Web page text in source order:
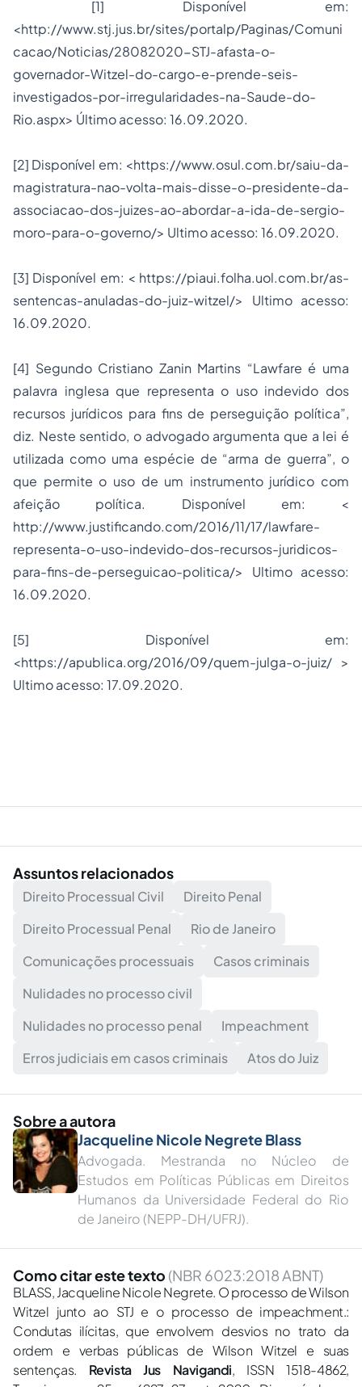
[1] Disponível em:
<http://www.stj.jus.br/sites/portalp/Paginas/Comuni
cacao/Noticias/28082020-STJ-afasta-o-
governador-Witzel-do-cargo-e-prende-seis-
investigados-por-irregularidades-na-Saude-do-
Rio.aspx> Último acesso: 16.09.2020.
[2] Disponível em: <https://www.osul.com.br/saiu-da-
magistratura-nao-volta-mais-disse-o-presidente-da-
associacao-dos-juizes-ao-abordar-a-ida-de-sergio-
moro-para-o-governo/> Ultimo acesso: 16.09.2020.
[3] Disponível em: < https://piaui.folha.uol.com.br/as-
sentencas-anuladas-do-juiz-witzel/> Ultimo acesso:
16.09.2020.
[4] Segundo Cristiano Zanin Martins “Lawfare é uma
palavra inglesa que representa o uso indevido dos
recursos jurídicos para fins de perseguição política”,
diz. Neste sentido, o advogado argumenta que a lei é
utilizada como uma espécie de “arma de guerra”, o
que permite o uso de um instrumento jurídico com
afeição política. Disponível em: <
http://www.justificando.com/2016/11/17/lawfare-
representa-o-uso-indevido-dos-recursos-juridicos-
para-fins-de-perseguicao-politica/> Ultimo acesso:
16.09.2020.
[5] Disponível em:
<https://apublica.org/2016/09/quem-julga-o-juiz/ >
Ultimo acesso: 17.09.2020.
Assuntos relacionados
Direito Processual Civil
Direito Penal
Direito Processual Penal
Rio de Janeiro
Comunicações processuais
Casos criminais
Nulidades no processo civil
Nulidades no processo penal
Impeachment
Erros judiciais em casos criminais
Atos do Juiz
Sobre a autora
Jacqueline Nicole Negrete Blass
Advogada. Mestranda no Núcleo de
Estudos em Políticas Públicas em Direitos
Humanos da Universidade Federal do Rio
de Janeiro (NEPP-DH/UFRJ).
Como citar este texto (NBR 6023:2018 ABNT)
BLASS, Jacqueline Nicole Negrete. O processo de Wilson
Witzel junto ao STJ e o processo de impeachment.:
Condutas ilícitas, que envolvem desvios no trato da
ordem e verbas públicas de Wilson Witzel e suas
sentenças. Revista Jus Navigandi, ISSN 1518-4862,